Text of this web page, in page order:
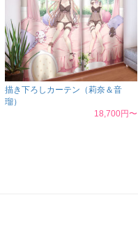
描き下ろしカーテン（莉奈＆音
瑠）
18,700円〜